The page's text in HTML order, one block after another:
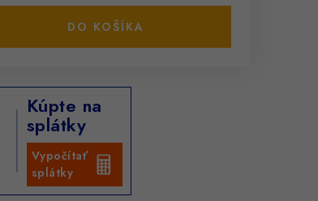
DO KOŠÍKA
Kúpte na
splátky
Vypočítať
splátky